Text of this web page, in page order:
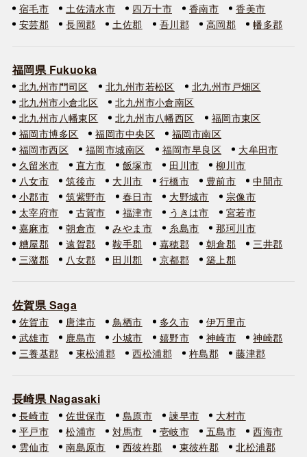
宿毛市
土佐清水市 四万十市 香南市
香美市
安芸郡
長岡郡 土佐郡 吾川郡 高岡郡 幡多郡
福岡県 Fukuoka
北九州市門司区 北九州市若松区
北九州市戸畑区
北九州市小倉北区
北九州市小倉南区
北九州市八幡東区
北九州市八幡西区
福岡市東区
福岡市博多区
福岡市中央区
福岡市南区
福岡市西区
福岡市城南区 福岡市早良区
大牟田市
久留米市
直方市 飯塚市 田川市
柳川市
八女市
筑後市 大川市 行橋市 豊前市
中間市
小郡市
筑紫野市 春日市 大野城市
宗像市
太宰府市
古賀市 福津市 うきは市
宮若市
嘉麻市
朝倉市 みやま市 糸島市
那珂川市
糟屋郡
遠賀郡 鞍手郡 嘉穂郡 朝倉郡
三井郡
三潴郡
八女郡 田川郡 京都郡 築上郡
佐賀県 Saga
佐賀市 唐津市 鳥栖市 多久市
伊万里市
武雄市
鹿島市 小城市 嬉野市 神崎市
神崎郡
三養基郡
東松浦郡 西松浦郡 杵島郡 藤津郡
長崎県 Nagasaki
長崎市 佐世保市 島原市 諫早市
大村市
平戸市
松浦市 対馬市 壱岐市 五島市
西海市
雲仙市
南島原市 西彼杵郡 東彼杵郡
北松浦郡